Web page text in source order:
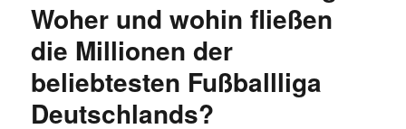
Woher und wohin fließen
die Millionen der
beliebtesten Fußballliga
Deutschlands?